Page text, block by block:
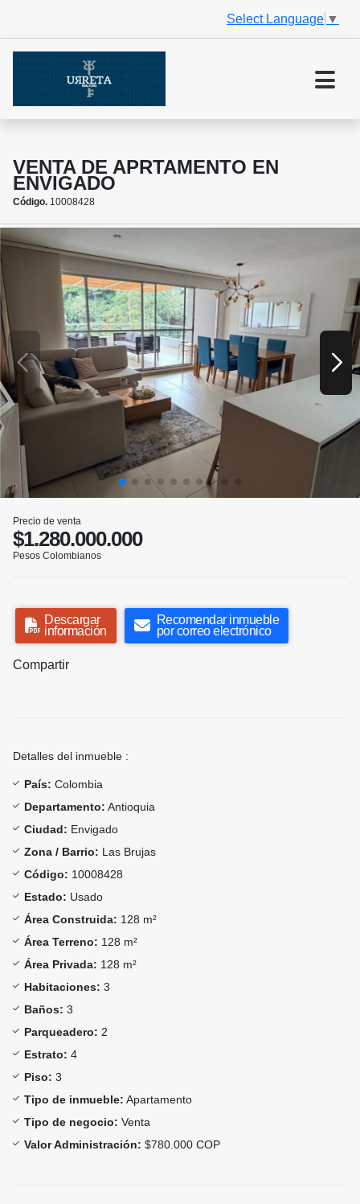
Select Language ▼
VENTA DE APRTAMENTO EN
ENVIGADO
Código. 10008428
Precio de venta
$1.280.000.000
Pesos Colombianos
Descargar
información
Recomendar inmueble
por correo electrónico
Compartir
Detalles del inmueble :
País: Colombia
Departamento: Antioquia
Ciudad: Envigado
Zona / Barrio: Las Brujas
Código: 10008428
Estado: Usado
Área Construida: 128 m²
Área Terreno: 128 m²
Área Privada: 128 m²
Habitaciones: 3
Baños: 3
Parqueadero: 2
Estrato: 4
Piso: 3
Tipo de inmueble: Apartamento
Tipo de negocio: Venta
Valor Administración: $780.000 COP